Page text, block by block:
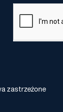
zastrzeżone